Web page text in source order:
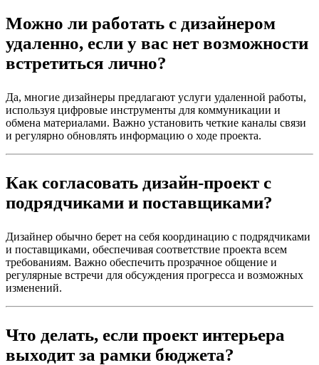
Можно ли работать с дизайнером
удаленно, если у вас нет возможности
встретиться лично?
Да, многие дизайнеры предлагают услуги удаленной работы,
используя цифровые инструменты для коммуникации и
обмена материалами. Важно установить четкие каналы связи
и регулярно обновлять информацию о ходе проекта.
Как согласовать дизайн-проект с
подрядчиками и поставщиками?
Дизайнер обычно берет на себя координацию с подрядчиками
и поставщиками, обеспечивая соответствие проекта всем
требованиям. Важно обеспечить прозрачное общение и
регулярные встречи для обсуждения прогресса и возможных
изменений.
Что делать, если проект интерьера
выходит за рамки бюджета?